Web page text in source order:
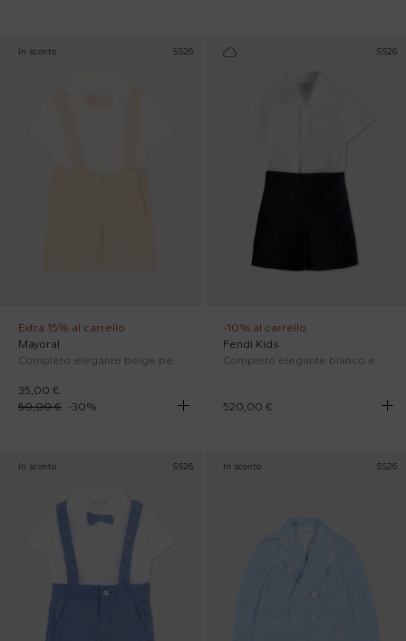
In sconto SS26
Extra 15% al carrello
Mayoral
Completo elegante beige per neonato
35,00 €
50,00 € -30%
SS26
-10% al carrello
Fendi Kids
Completo elegante bianco e blu per neonato
520,00 €
In sconto SS26 In sconto SS26